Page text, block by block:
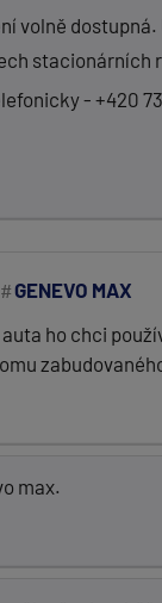
volně
stacionárních
- +420
GENEVO MAX
ho chci
max.